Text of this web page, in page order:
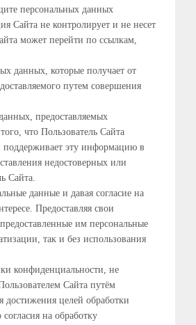
персональных данных
Сайта не контролирует и не несет
может перейти по ссылкам,
данных, которые получает от
путем совершения
предоставляемых
что Пользователь Сайта
поддерживает эту информацию в
недостоверных или
Сайта.
данные и давая согласие на
Предоставляя свои
им персональные
так и без использования
конфиденциальности, не
Сайта путём
целей обработки
на обработку